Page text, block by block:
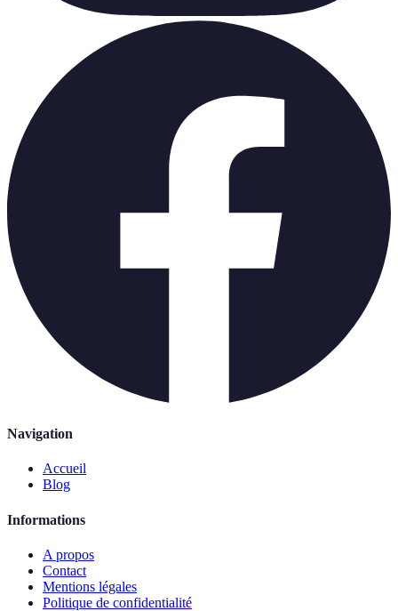
Navigation
Accueil
Blog
Informations
A propos
Contact
Mentions légales
Politique de confidentialité